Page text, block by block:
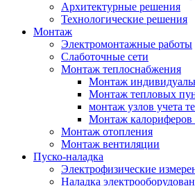
Архитектурные решения
Технологические решения
Монтаж
Электромонтажные работы
Слаботочные сети
Монтаж теплоснабжения
Монтаж
Монтаж тепловых
монтаж узлов учета
Монтаж калориферов
Монтаж отопления
Монтаж вентиляции
Пуско-наладка
Электрофизические
Наладка